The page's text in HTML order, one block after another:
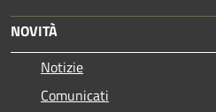
NOVITÀ
Notizie
Comunicati